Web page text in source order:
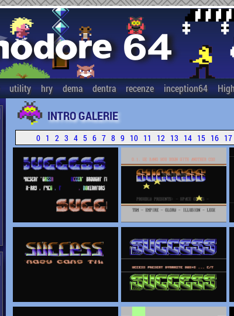
utility hry dema dentra recenze inception64
INTRO GALERIE
0 1 2 3 4 5 6 7 8 9 10 11 12 13 14 15 16 17